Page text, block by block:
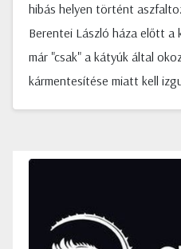
hibás helyen történt
Berentei László háza előtt a
már "csak" a kátyúk által
kármentesítése miatt kell